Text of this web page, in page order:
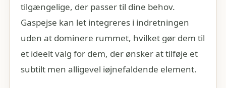
tilgængelige, der passer til dine behov.
Gaspejse kan let integreres i indretningen
uden at dominere rummet, hvilket gør dem til
et ideelt valg for dem, der ønsker at tilføje et
subtilt men alligevel iøjnefaldende element.